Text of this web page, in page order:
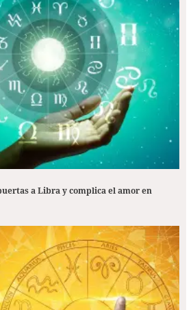
a Libra y complica el amor en